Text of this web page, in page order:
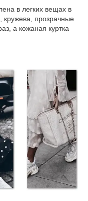
в легких вещах в
кружева, прозрачные
а кожаная куртка